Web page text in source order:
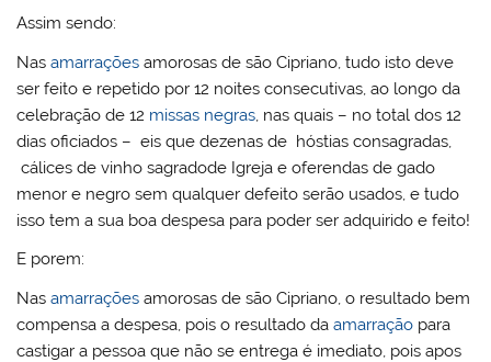
Assim sendo:
Nasamarrações amorosas de são Cipriano, tudo isto deve
ser feito e repetido por 12 noites consecutivas, ao longo da
celebração de 12 missas negras, nas quais – no total dos 12
dias oficiados – eis que dezenas de hóstias consagradas,
cálices de vinho sagradode Igreja e oferendas de gado
menor e negro sem qualquer defeito serão usados, e tudo
isso tem a sua boa despesa para poder ser adquirido e feito!
E porem:
Nasamarrações amorosas de são Cipriano, o resultado bem
compensa a despesa, pois o resultado daamarração para
castigar a pessoa que não se entrega é imediato, pois apos